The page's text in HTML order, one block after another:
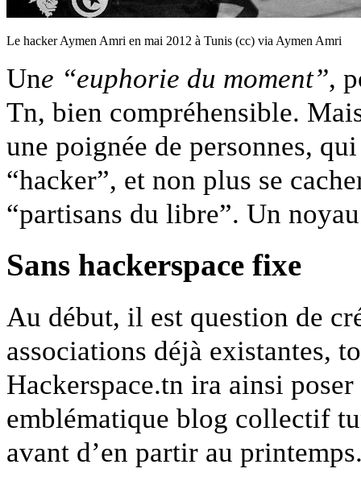
Le hacker Aymen Amri en mai 2012 à Tunis (cc) via Aymen Amri
Une “euphorie du moment”,
Tn, bien compréhensible.
une poignée de personnes,
“hacker”, et non plus se
“partisans du libre”. Un
Sans hackerspace fixe
Au début, il est question de
associations déjà existantes,
Hackerspace.tn ira ainsi
emblématique blog collectif
avant d’en partir au